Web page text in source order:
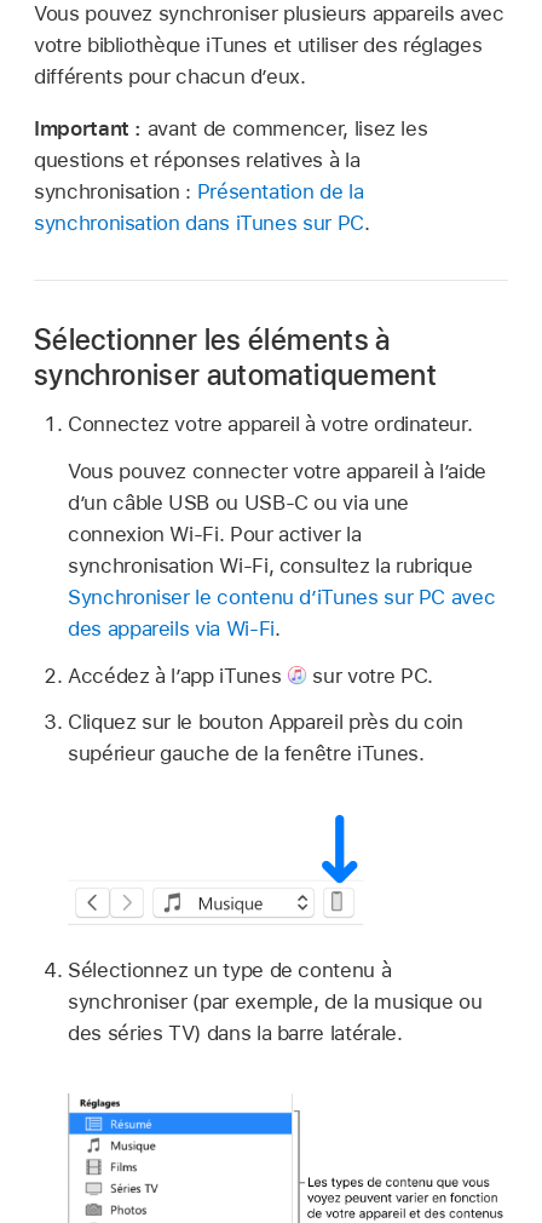
Vous pouvez synchroniser plusieurs appareils avec
votre bibliothèque iTunes et utiliser des réglages
différents pour chacun d’eux.
Important : avant de commencer, lisez les
questions et réponses relatives à la
synchronisation : Présentation de la
synchronisation dans iTunes sur PC.
Sélectionner les éléments à
synchroniser automatiquement
Connectez votre appareil à votre ordinateur.
Vous pouvez connecter votre appareil à l’aide
d’un câble USB ou USB-C ou via une
connexion Wi-Fi. Pour activer la
synchronisation Wi-Fi, consultez la rubrique
Synchroniser le contenu d’iTunes sur PC avec
des appareils via Wi-Fi.
Accédez à l’app iTunes
sur votre PC.
Cliquez sur le bouton Appareil près du coin
supérieur gauche de la fenêtre iTunes.
Sélectionnez un type de contenu à
synchroniser (par exemple, de la musique ou
des séries TV) dans la barre latérale.